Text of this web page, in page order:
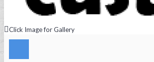
Click Image for Gallery